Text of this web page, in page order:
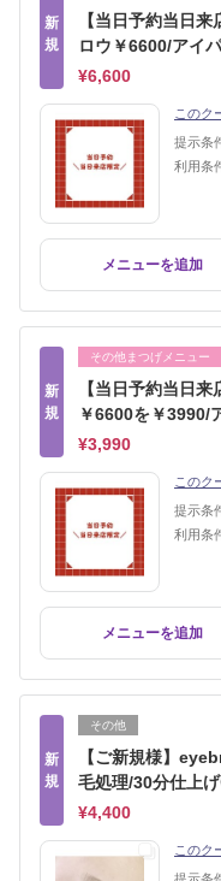
新
規
【当日予約当日
ロウ￥6600/アイ
¥6,600
このク
提示条
利用条
メニューを追加
新
規
その他まつげメニュー
【当日予約当日
￥6600を￥3990/
¥3,990
このク
提示条
利用条
メニューを追加
新
規
その他
【ご新規様】
毛処理/30分仕上
¥4,400
このク